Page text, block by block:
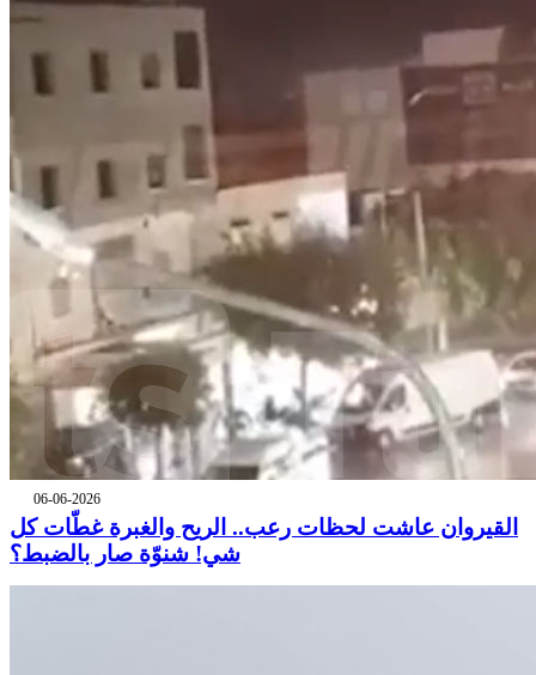
06-06-2026
القيروان عاشت لحظات رعب.. الريح والغبرة غطّات كل
شي! شنوّة صار بالضبط؟